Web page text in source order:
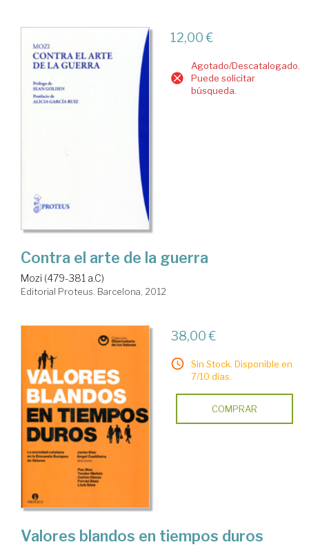
12,00 €
Agotado/Descatalogado.
Puede solicitar
búsqueda.
Contra el arte de la guerra
Mozi (479-381 a.C)
Editorial Proteus. Barcelona, 2012
38,00 €
Sin Stock. Disponible en
7/10 días.
COMPRAR
Valores blandos en tiempos duros